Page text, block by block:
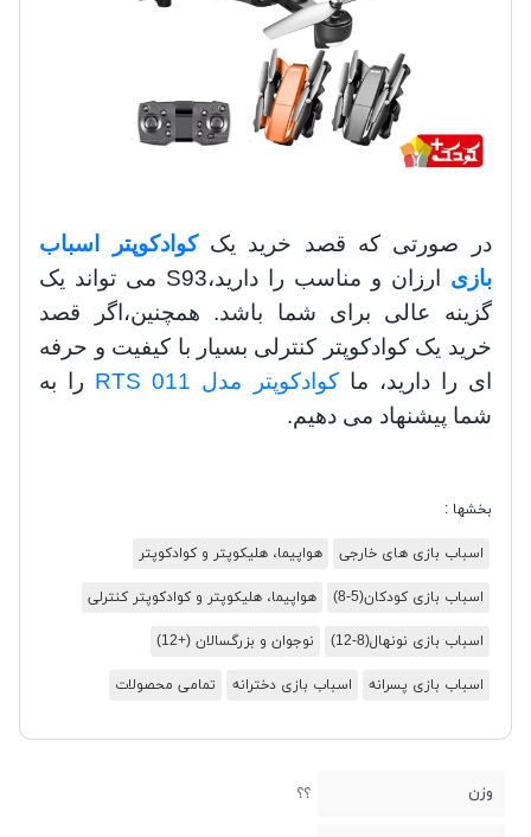
در صورتی که قصد خرید یککوادکوپتر اسباب
بازی ارزان و مناسب را دارید،S93 می تواند یک
گزینه عالی برای شما باشد. همچنین،اگر قصد
خرید یک کوادکوپتر کنترلی بسیار با کیفیت و حرفه
ای را دارید، ماکوادکوپتر مدل 011 RTS
را به
شما پیشنهاد می دهیم.
بخشها :
اسباب بازی های خارجی هواپیما، هلیکوپتر و کوادکوپتر
اسباب بازی کودکان(5-8) هواپیما، هلیکوپتر و کوادکوپتر کنترلی
اسباب بازی نونهال(8-12) نوجوان و بزرگسالان (+12)
اسباب بازی پسرانه اسباب بازی دخترانه تمامی محصولات
وزن ؟؟